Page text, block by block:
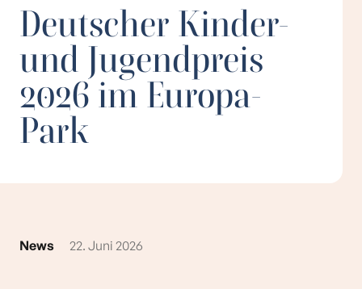
Deutscher Kinder-
und Jugendpreis
2026 im Europa-
Park
News 22. Juni 2026